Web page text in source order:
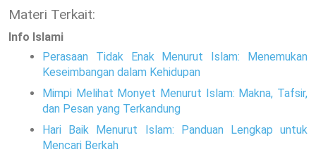
Materi Terkait:
Info Islami
Perasaan Tidak Enak Menurut Islam: Menemukan
Keseimbangan dalam Kehidupan
Mimpi Melihat Monyet Menurut Islam: Makna, Tafsir,
dan Pesan yang Terkandung
Hari Baik Menurut Islam: Panduan Lengkap untuk
Mencari Berkah